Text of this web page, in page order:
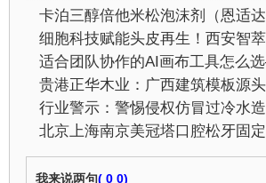
行业警示：警惕侵权仿冒过冷水
北京上海南京美冠塔口腔松牙固
我来说两句( 0 0)